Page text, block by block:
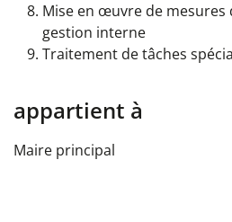
Mise en œuvre de
gestion interne
Traitement de tâches
appartient à
Maire principal